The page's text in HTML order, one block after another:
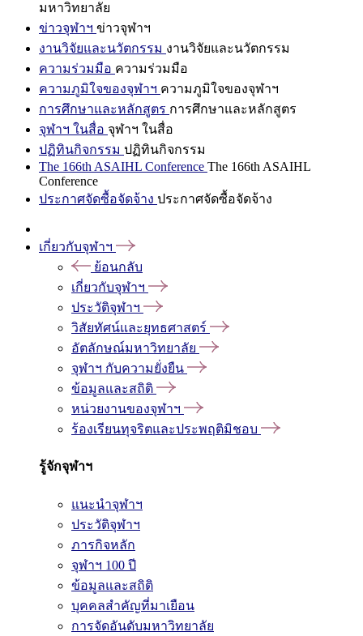
มหาวิทยาลัย
ข่าวจุฬาฯ ข่าวจุฬาฯ
งานวิจัยและนวัตกรรม งานวิจัยและนวัตกรรม
ความร่วมมือ ความร่วมมือ
ความภูมิใจของจุฬาฯ ความภูมิใจของจุฬาฯ
การศึกษาและหลักสูตร การศึกษาและหลักสูตร
จุฬาฯ ในสื่อ จุฬาฯ ในสื่อ
ปฏิทินกิจกรรม ปฏิทินกิจกรรม
The 166th ASAIHL Conference The 166th ASAIHL
Conference
ประกาศจัดซื้อจัดจ้าง ประกาศจัดซื้อจัดจ้าง
เกี่ยวกับจุฬาฯ
ย้อนกลับ
เกี่ยวกับจุฬาฯ
ประวัติจุฬาฯ
วิสัยทัศน์และยุทธศาสตร์
อัตลักษณ์มหาวิทยาลัย
จุฬาฯ กับความยั่งยืน
ข้อมูลและสถิติ
หน่วยงานของจุฬาฯ
ร้องเรียนทุจริตและประพฤติมิชอบ
รู้จักจุฬาฯ
แนะนำจุฬาฯ
ประวัติจุฬาฯ
ภารกิจหลัก
จุฬาฯ 100 ปี
ข้อมูลและสถิติ
บุคคลสำคัญที่มาเยือน
การจัดอันดับมหาวิทยาลัย